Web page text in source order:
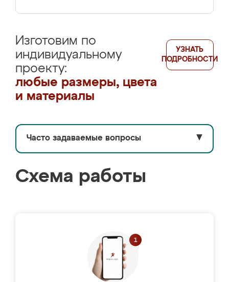
Изготовим по
индивидуальному
проекту:
любые размеры, цвета
и материалы
УЗНАТЬ
ПОДРОБНОСТИ
Часто задаваемые вопросы ▼
Схема работы